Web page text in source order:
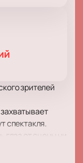
зрителей
спектакля.
от сцены ни